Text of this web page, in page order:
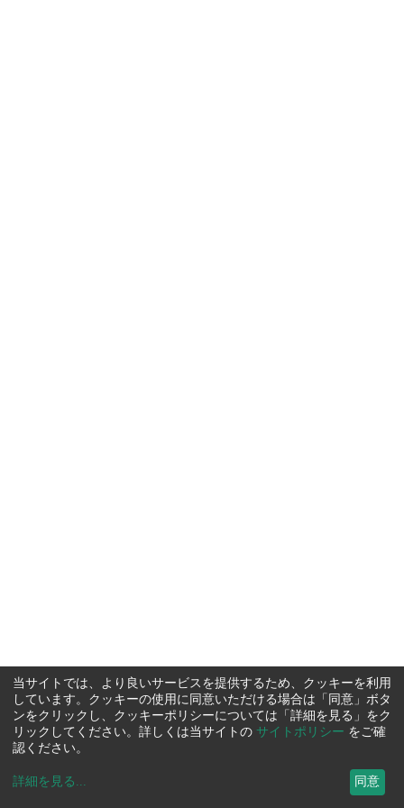
当サイトでは、より良いサービスを提供するため、クッキーを利用
しています。クッキーの使用に同意いただける場合は「同意」ボタ
ンをクリックし、クッキーポリシーについては「詳細を見る」をク
リックしてください。詳しくは当サイトの サイトポリシー をご確
認ください。
詳細を見る ... 同意